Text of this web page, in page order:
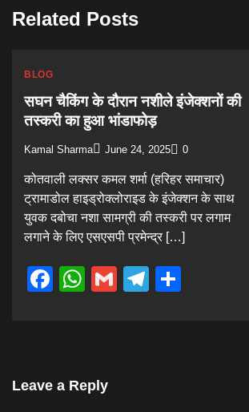
Related Posts
BLOG
सघन चैकिंग के दौरान नशीले इंजेक्शनों की
तस्करी का हुआ भांडाफोड़
Kamal Sharma June 24, 2025 0
कोतवाली लक्सर कमल शर्मा (हरिहर समाचार)
ट्रामाडोल हाइड्रोक्लोराइड के इंजेक्शन के साथ
युवक दबोचा नशा सामग्री की तस्करी पर लगाम
लगाने के लिए एसएसपी प्रमेन्द्र […]
Facebook
WhatsApp
GmailTelegram
Leave a Reply